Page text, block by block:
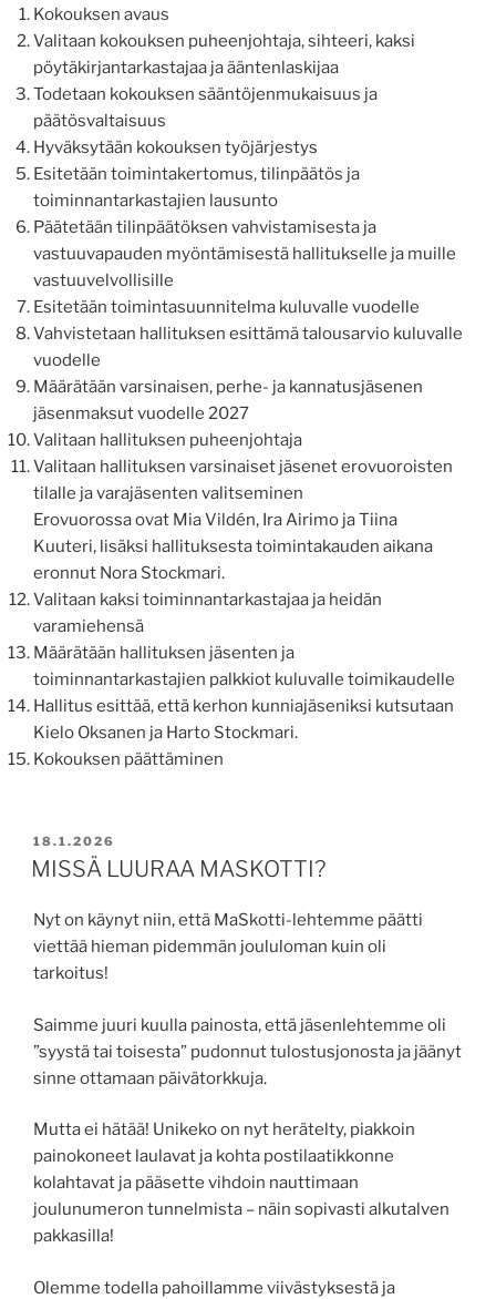
Kokouksen avaus
Valitaan kokouksen puheenjohtaja, sihteeri, kaksi
pöytäkirjantarkastajaa ja ääntenlaskijaa
Todetaan kokouksen sääntöjenmukaisuus ja
päätösvaltaisuus
Hyväksytään kokouksen työjärjestys
Esitetään toimintakertomus, tilinpäätös ja
toiminnantarkastajien lausunto
Päätetään tilinpäätöksen vahvistamisesta ja
vastuuvapauden myöntämisestä hallitukselle ja muille
vastuuvelvollisille
Esitetään toimintasuunnitelma kuluvalle vuodelle
Vahvistetaan hallituksen esittämä talousarvio kuluvalle
vuodelle
Määrätään varsinaisen, perhe- ja kannatusjäsenen
jäsenmaksut vuodelle 2027
Valitaan hallituksen puheenjohtaja
Valitaan hallituksen varsinaiset jäsenet erovuoroisten
tilalle ja varajäsenten valitseminen
Erovuorossa ovat Mia Vildén, Ira Airimo ja Tiina
Kuuteri, lisäksi hallituksesta toimintakauden aikana
eronnut Nora Stockmari.
Valitaan kaksi toiminnantarkastajaa ja heidän
varamiehensä
Määrätään hallituksen jäsenten ja
toiminnantarkastajien palkkiot kuluvalle toimikaudelle
Hallitus esittää, että kerhon kunniajäseniksi kutsutaan
Kielo Oksanen ja Harto Stockmari.
Kokouksen päättäminen
POSTED
ON
18.1.2026
MISSÄ LUURAA MASKOTTI?
Nyt on käynyt niin, että MaSkotti-lehtemme päätti
viettää hieman pidemmän joululoman kuin oli
tarkoitus!
Saimme juuri kuulla painosta, että jäsenlehtemme oli
”syystä tai toisesta” pudonnut tulostusjonosta ja jäänyt
sinne ottamaan päivätorkkuja.
Mutta ei hätää! Unikeko on nyt herätelty, piakkoin
painokoneet laulavat ja kohta postilaatikkonne
kolahtavat ja pääsette vihdoin nauttimaan
joulunumeron tunnelmista – näin sopivasti alkutalven
pakkasilla!
Olemme todella pahoillamme viivästyksestä ja